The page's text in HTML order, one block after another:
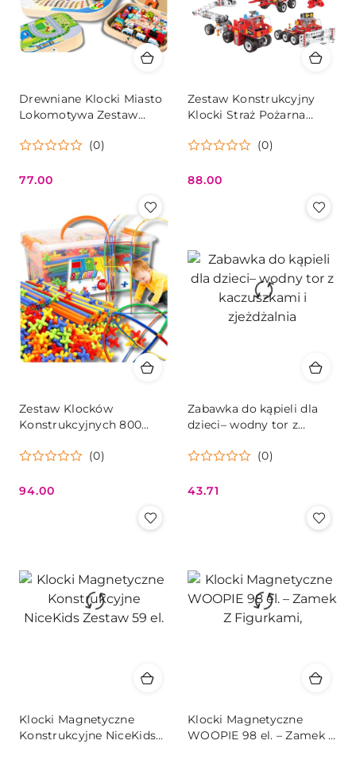
Drewniane Klocki Miasto
Lokomotywa Zestaw
(0)
Cena:
77.00
Zestaw Konstrukcyjny
Klocki Straż Pożarna
(0)
Cena:
88.00
Zestaw Klocków
Konstrukcyjnych 800
Słomki dla Dzieci
(0)
Cena:
94.00
Zabawka do kąpieli dla
dzieci– wodny tor z
(0)
Cena:
43.71
Klocki Magnetyczne
Konstrukcyjne NiceKids
Klocki Magnetyczne
WOOPIE 98 el. – Zamek Z